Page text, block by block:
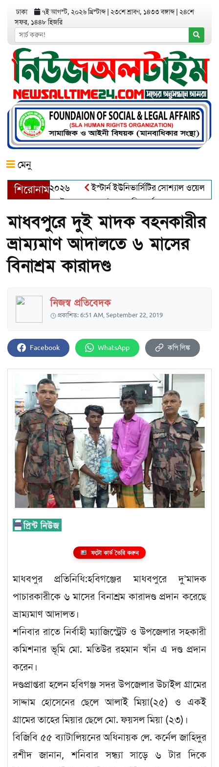
ঢাকা ৭ই আগস্ট, ২০২৬ খ্রিস্টাব্দ ২৩শে শ্রাবণ, ১৪৩৩ বঙ্গাব্দ ২৪শে
সফর, ১৪৪৮ হিজরি
মেনু
শিরোনাম
ইস্টার্ন ইউনিভার্সিটির সোশ্যাল ওয়েলফেয়ার
খালেক এর ইন্তেকাল
আত্মশুদ্ধি অর্জন ও অশুভকে বর্জন করে
মাধবপুরে দুই মাদক বহনকারীর
ভ্রাম্যমাণ আদালতে ৬ মাসের
বিনাশ্রম কারাদণ্ড
নিজস্ব প্রতিবেদক
প্রকাশিত: 6:51 AM, September 22, 2019
Facebook WhatsApp কপি লিঙ্ক
ফটো কার্ড তৈরি করুন
মাধবপুর প্রতিনিধি:হবিগঞ্জের মাধবপুরে দু’মাদক
পাচারকারীকে ৬ মাসের বিনাশ্রম কারাদণ্ড প্রদান করেছে
ভ্রাম্যমাণ আদালত।
শনিবার রাতে নির্বাহী ম্যাজিস্ট্রেট ও উপজেলার সহকারী
কমিশনার ভূমি মো. মতিউর রহমান খাঁন এ দণ্ড প্রদান
করেন।
দণ্ডপ্রাপ্তরা হলেন হবিগঞ্জ সদর উপজেলার উচাইল গ্রামের
সাদ্দাম হোসেনের ছেলে আলাই মিয়া(২৫) ও একই
গ্রামের তাহের মিয়ার ছেলে মো. ফয়সল মিয়া (২৩)।
বিজিবি ৫৫ ব্যাটালিয়নের অধিনায়ক লে. কর্নেল জাহিদুর
রশীদ জানান, শনিবার সন্ধ্যা সাড়ে ৬ টার দিকে